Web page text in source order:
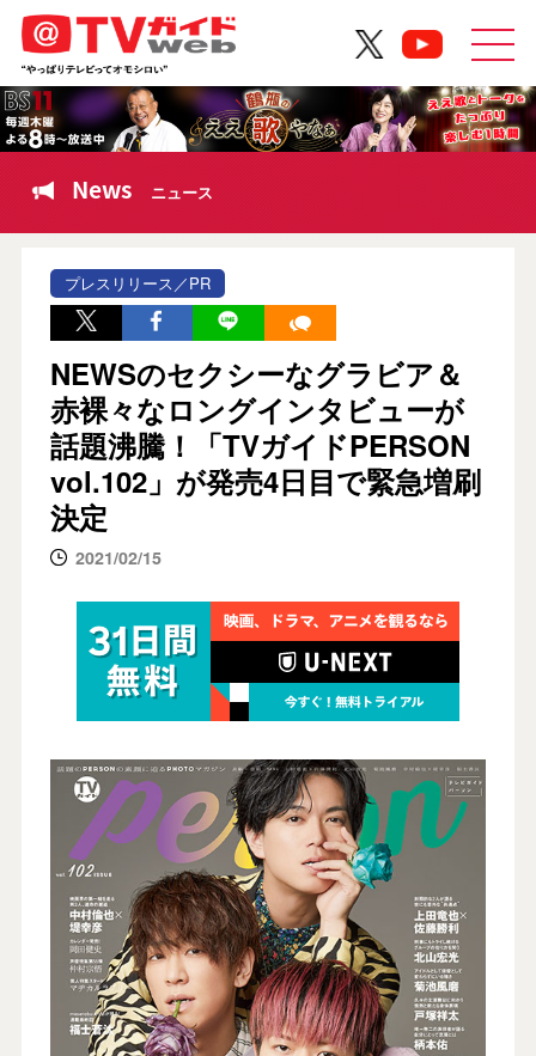
News ニュース
プレスリリース／PR
NEWSのセクシーなグラビア＆
赤裸々なロングインタビューが
話題沸騰！「TVガイドPERSON
vol.102」が発売4日目で緊急増刷
決定
2021/02/15